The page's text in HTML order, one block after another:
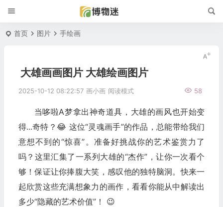
首页 图片 手绘画
大雄画画图片 大雄绘画图片
2025-10-12 08:22:57 画小画 58
阅读模式
当哆啦A梦拿出神奇道具，大雄的画风也开始变
得...奇特？😂 这位“灵魂画手”的作品，总能带给我们
意想不到的“惊喜”。准备好挑战你的艺术鉴赏力了
吗？这里汇集了一系列大雄的“杰作”，让你一次看个
够！保证让你捧腹大笑，感叹他的独特脑洞。快来一
起欣赏这些充满想象力的画作，看看你能从中解读出
多少“隐藏的艺术价值”！ 😉